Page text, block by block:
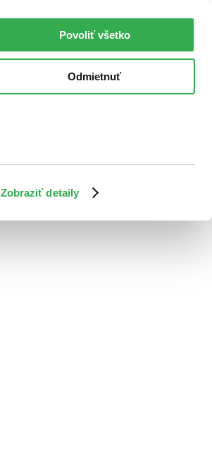
Zobraziť detaily
Povoliť všetko
Odmietnuť